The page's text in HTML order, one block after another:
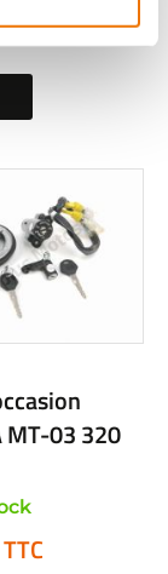
TTC
MT-03 320